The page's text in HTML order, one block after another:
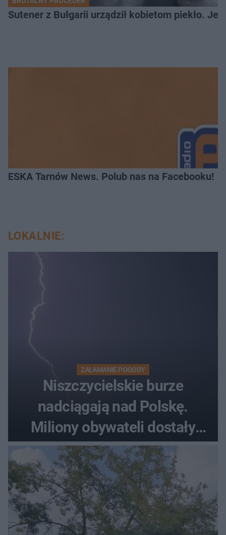
Sutener z Bułgarii urządził kobietom piekło.
ESKA Tarnów News. Polub nas na Facebooku!
LOKALNIE:
ZAŁAMANIE POGODY
Niszczycielskie burze
nadciągają nad Polskę.
Miliony obywateli dostały
wiadomości z pilnym
ostrzeżeniem